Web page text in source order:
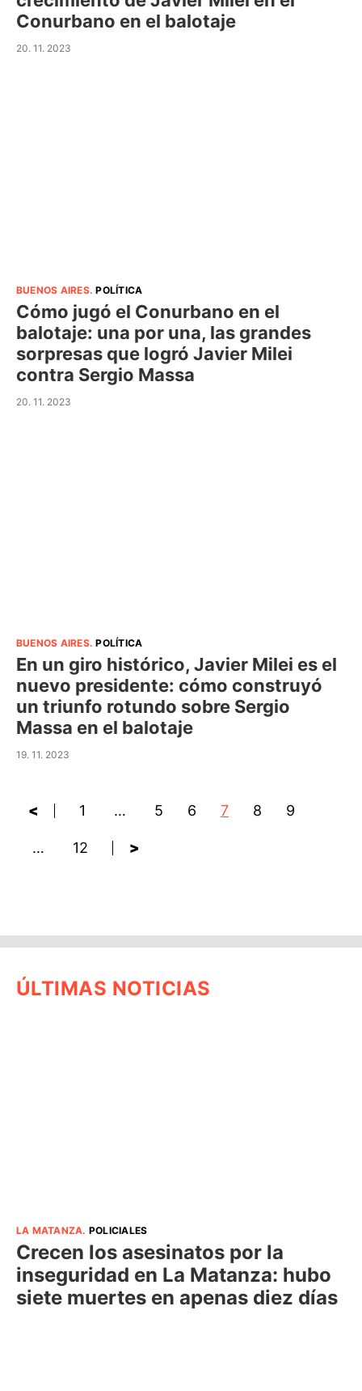
Conurbano en el balotaje
20. 11. 2023
BUENOS AIRES.POLÍTICA
Cómo jugó el Conurbano en el
balotaje: una por una, las grandes
sorpresas que logró Javier Milei
contra Sergio Massa
20. 11. 2023
BUENOS AIRES.POLÍTICA
En un giro histórico, Javier Milei es el
nuevo presidente: cómo construyó
un triunfo rotundo sobre Sergio
Massa en el balotaje
19. 11. 2023
< 1 … 5 6 7 8 9
… 12 >
ÚLTIMAS NOTICIAS
LA MATANZA. POLICIALES
Crecen los asesinatos por la
inseguridad en La Matanza: hubo
siete muertes en apenas diez días